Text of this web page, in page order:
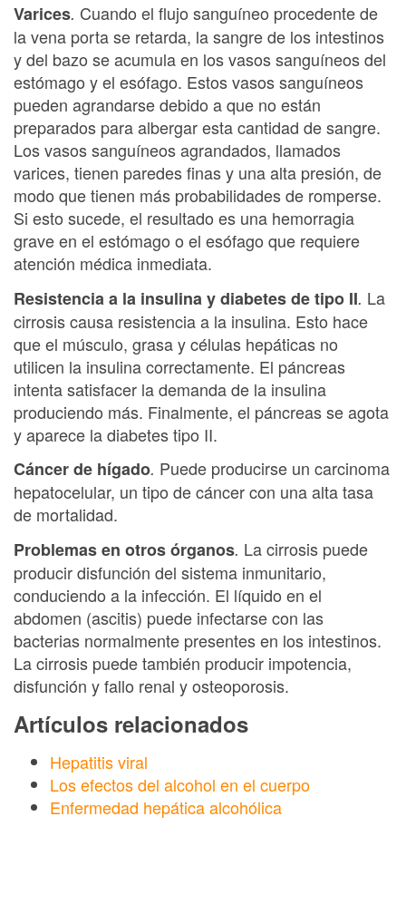
Varices. Cuando el flujo sanguíneo procedente de
la vena porta se retarda, la sangre de los intestinos
y del bazo se acumula en los vasos sanguíneos del
estómago y el esófago. Estos vasos sanguíneos
pueden agrandarse debido a que no están
preparados para albergar esta cantidad de sangre.
Los vasos sanguíneos agrandados, llamados
varices, tienen paredes finas y una alta presión, de
modo que tienen más probabilidades de romperse.
Si esto sucede, el resultado es una hemorragia
grave en el estómago o el esófago que requiere
atención médica inmediata.
Resistencia a la insulina y diabetes de tipo II. La
cirrosis causa resistencia a la insulina. Esto hace
que el músculo, grasa y células hepáticas no
utilicen la insulina correctamente. El páncreas
intenta satisfacer la demanda de la insulina
produciendo más. Finalmente, el páncreas se agota
y aparece la diabetes tipo II.
Cáncer de hígado. Puede producirse un carcinoma
hepatocelular, un tipo de cáncer con una alta tasa
de mortalidad.
Problemas en otros órganos. La cirrosis puede
producir disfunción del sistema inmunitario,
conduciendo a la infección. El líquido en el
abdomen (ascitis) puede infectarse con las
bacterias normalmente presentes en los intestinos.
La cirrosis puede también producir impotencia,
disfunción y fallo renal y osteoporosis.
Artículos relacionados
Hepatitis viral
Los efectos del alcohol en el cuerpo
Enfermedad hepática alcohólica